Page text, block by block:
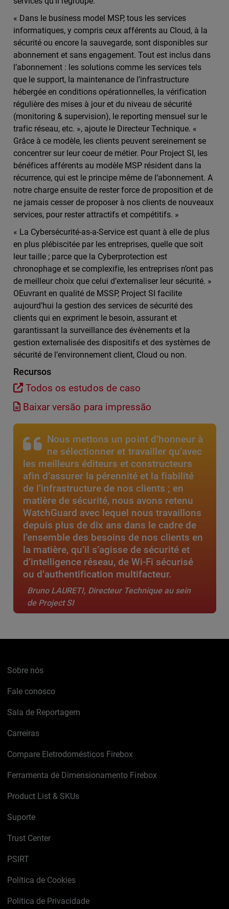
« Dans le business model MSP, tous les services
informatiques, y compris ceux afférents au Cloud, à la
sécurité ou encore la sauvegarde, sont disponibles sur
abonnement et sans engagement. Tout est inclus dans
l’abonnement : les solutions comme les services tels
que le support, la maintenance de l’infrastructure
hébergée en conditions opérationnelles, la vérification
régulière des mises à jour et du niveau de sécurité
(monitoring & supervision), le reporting mensuel sur le
trafic réseau, etc. », ajoute le Directeur Technique. «
Grâce à ce modèle, les clients peuvent sereinement se
concentrer sur leur coeur de métier. Pour Project SI, les
bénéfices afférents au modèle MSP résident dans la
récurrence, qui est le principe même de l’abonnement. A
notre charge ensuite de rester force de proposition et de
ne jamais cesser de proposer à nos clients de nouveaux
services, pour rester attractifs et compétitifs. »
« La Cybersécurité-as-a-Service est quant à elle de plus
en plus plébiscitée par les entreprises, quelle que soit
leur taille ; parce que la Cyberprotection est
chronophage et se complexifie, les entreprises n’ont pas
de meilleur choix que celui d’externaliser leur sécurité. »
OEuvrant en qualité de MSSP, Project SI facilite
aujourd’hui la gestion des services de sécurité des
clients qui en expriment le besoin, assurant et
garantissant la surveillance des évènements et la
gestion externalisée des dispositifs et des systèmes de
sécurité de l’environnement client, Cloud ou non.
Recursos
Todos os estudos de caso
Baixar versão para impressão
Nous mettons un point d’honneur à
ne sélectionner et travailler qu’avec
les meilleurs éditeurs et constructeurs
afin d’assurer la pérennité et la fiabilité
de l’infrastructure de nos clients ; en
matière de sécurité, nous avons retenu
WatchGuard avec lequel nous travaillons
depuis plus de dix ans dans le cadre de
l’ensemble des besoins de nos clients en
la matière, qu’il s’agisse de sécurité et
d’intelligence réseau, de Wi-Fi sécurisé
ou d’authentification multifacteur.
Bruno LAURETI, Directeur Technique au sein
de Project SI
Sobre nós
Fale conosco
Sala de Reportagem
Carreiras
Compare Eletrodomésticos Firebox
Ferramenta de Dimensionamento Firebox
Product List & SKUs
Suporte
Trust Center
PSIRT
Política de Cookies
Política de Privacidade